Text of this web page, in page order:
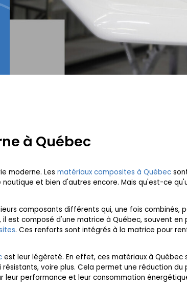
à Québec
moderne. Les matériaux composites à Québec
et bien d'autres encore. Mais qu'est-ce
composants différents qui, une fois combinés,
est composé d'une matrice à Québec, souvent en
. Ces renforts sont intégrés à la matrice pour
est leur légèreté. En effet, ces matériaux à Québec
voire plus. Cela permet une réduction du
leur performance et leur consommation